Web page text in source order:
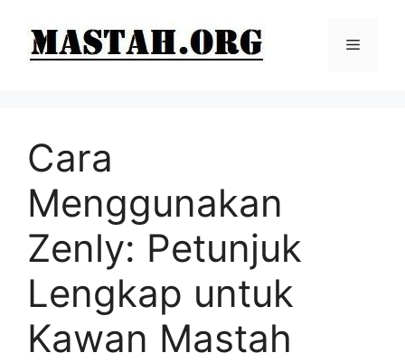
Menu
Cara
Menggunakan
Zenly: Petunjuk
Lengkap untuk
Kawan Mastah